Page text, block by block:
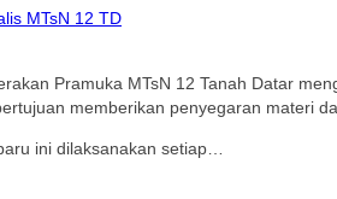
MTsN 12 TD
Pramuka MTsN 12 Tanah Datar
memberikan penyegaran materi
ini dilaksanakan setiap…